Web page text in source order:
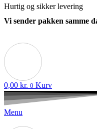
Hurtig og sikker levering
Vi sender pakken samme
0,00 kr. 0 Kurv
Menu